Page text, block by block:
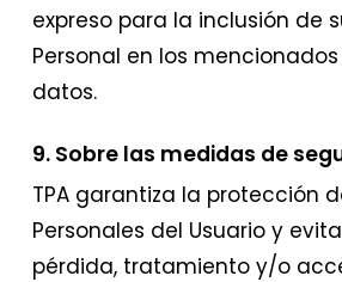
expreso para la inclusión de
Personal en los
datos.
9. Sobre las medidas de
TPA garantiza la protección
Personales del Usuario y
pérdida, tratamiento y/o